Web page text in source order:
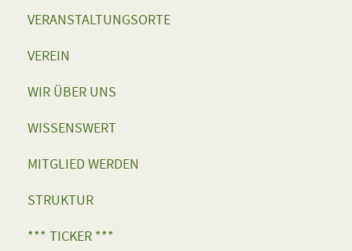
VERANSTALTUNGSORTE
VEREIN
WIR ÜBER UNS
WISSENSWERT
MITGLIED WERDEN
STRUKTUR
*** TICKER ***